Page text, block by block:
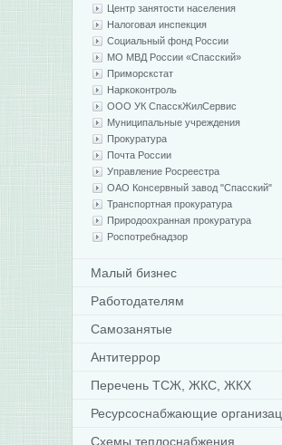
Центр занятости населения
Налоговая инспекция
Социальный фонд России
МО МВД России «Спасский»
Приморскстат
Наркоконтроль
ООО УК СпасскЖилСервис
Муниципальные учреждения
Прокуратура
Почта России
Управление Росреестра
ОАО Консервный завод "Спасский"
Транспортная прокуратура
Природоохранная прокуратура
Роспотребнадзор
Малый бизнес
Работодателям
Самозанятые
Антитеррор
Перечень ТСЖ, ЖКС, ЖКХ
Ресурсоснабжающие
Схемы теплоснабжения